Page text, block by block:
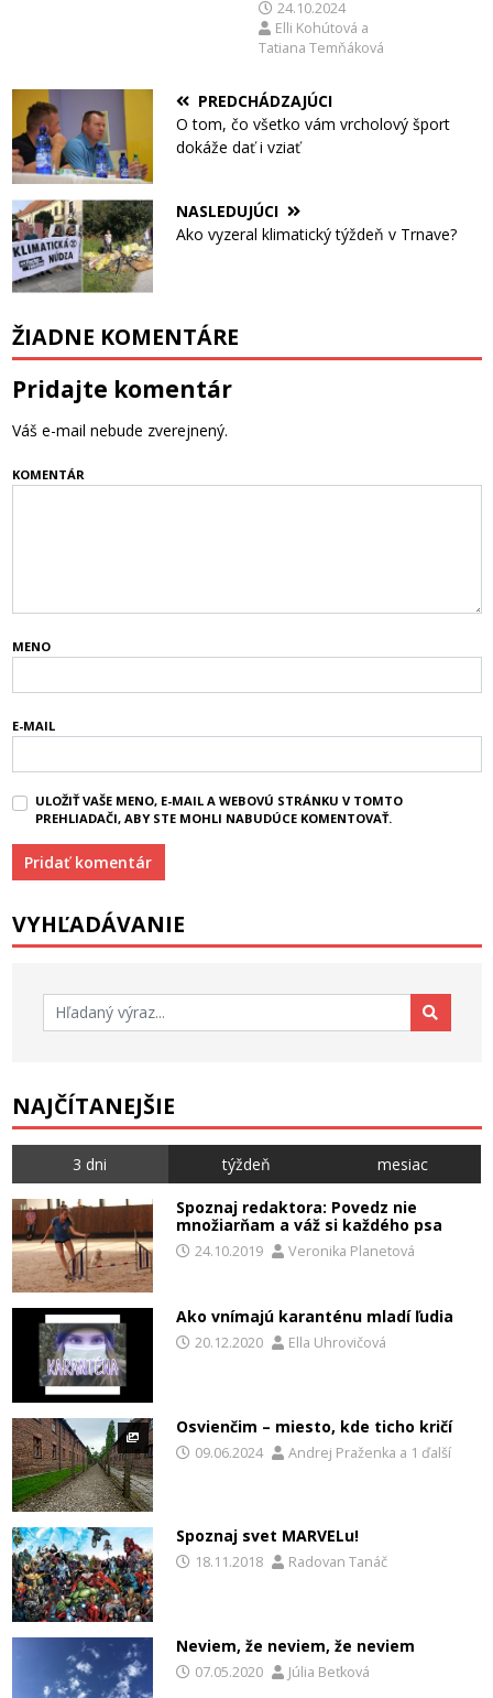
študijnej ceste po
Európe
24.10.2024
Elli Kohútová a
Tatiana Temňáková
PREDCHÁDZAJÚCI
O tom, čo všetko vám vrcholový šport
dokáže dať i vziať
NASLEDUJÚCI
Ako vyzeral klimatický týždeň v Trnave?
ŽIADNE KOMENTÁRE
Pridajte komentár
Váš e-mail nebude zverejnený.
KOMENTÁR
MENO
E-MAIL
ULOŽIŤ VAŠE MENO, E-MAIL A WEBOVÚ STRÁNKU V TOMTO
PREHLIADAČI, ABY STE MOHLI NABUDÚCE KOMENTOVAŤ.
VYHĽADÁVANIE
Hľadať:
NAJČÍTANEJŠIE
3 dni týždeň mesiac
Spoznaj redaktora: Povedz nie
množiarňam a váž si každého psa
24.10.2019 Veronika Planetová
Ako vnímajú karanténu mladí ľudia
20.12.2020 Ella Uhrovičová
Osvienčim – miesto, kde ticho kričí
09.06.2024 Andrej Praženka a 1 ďalší
Spoznaj svet MARVELu!
18.11.2018 Radovan Tanáč
Neviem, že neviem, že neviem
07.05.2020 Júlia Beťková